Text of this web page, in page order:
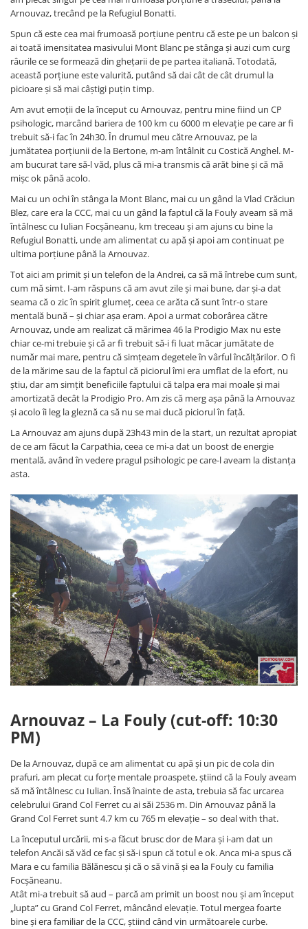
Arnouvaz, trecând pe la Refugiul Bonatti.
Spun că este cea mai frumoasă porțiune pentru că este pe un balcon și
ai toată imensitatea masivului Mont Blanc pe stânga și auzi cum curg
râurile ce se formează din ghețarii de pe partea italiană. Totodată,
această porțiune este valurită, putând să dai cât de cât drumul la
picioare și să mai câștigi puțin timp.
Am avut emoții de la început cu Arnouvaz, pentru mine fiind un CP
psihologic, marcând bariera de 100 km cu 6000 m elevație pe care ar fi
trebuit să-i fac în 24h30. În drumul meu către Arnouvaz, pe la
jumătatea porțiunii de la Bertone, m-am întâlnit cu Costică Anghel. M-
am bucurat tare să-l văd, plus că mi-a transmis că arăt bine și că mă
mișc ok până acolo.
Mai cu un ochi în stânga la Mont Blanc, mai cu un gând la Vlad Crăciun
Blez, care era la CCC, mai cu un gând la faptul că la Fouly aveam să mă
întâlnesc cu Iulian Focșăneanu, km treceau și am ajuns cu bine la
Refugiul Bonatti, unde am alimentat cu apă și apoi am continuat pe
ultima porțiune până la Arnouvaz.
Tot aici am primit și un telefon de la Andrei, ca să mă întrebe cum sunt,
cum mă simt. I-am răspuns că am avut zile și mai bune, dar și-a dat
seama că o zic în spirit glumeț, ceea ce arăta că sunt într-o stare
mentală bună – și chiar așa eram. Apoi a urmat coborârea către
Arnouvaz, unde am realizat că mărimea 46 la Prodigio Max nu este
chiar ce-mi trebuie și că ar fi trebuit să-i fi luat măcar jumătate de
număr mai mare, pentru că simțeam degetele în vârful încălțărilor. O fi
de la mărime sau de la faptul că piciorul îmi era umflat de la efort, nu
știu, dar am simțit beneficiile faptului că talpa era mai moale și mai
amortizată decât la Prodigio Pro. Am zis că merg așa până la Arnouvaz
și acolo îi leg la gleznă ca să nu se mai ducă piciorul în față.
La Arnouvaz am ajuns după 23h43 min de la start, un rezultat apropiat
de ce am făcut la Carpathia, ceea ce mi-a dat un boost de energie
mentală, având în vedere pragul psihologic pe care-l aveam la distanța
asta.
Arnouvaz – La Fouly (cut-off: 10:30
PM)
De la Arnouvaz, după ce am alimentat cu apă și un pic de cola din
prafuri, am plecat cu forțe mentale proaspete, știind că la Fouly aveam
să mă întâlnesc cu Iulian. Însă înainte de asta, trebuia să fac urcarea
celebrului Grand Col Ferret cu ai săi 2536 m. Din Arnouvaz până la
Grand Col Ferret sunt 4.7 km cu 765 m elevație – so deal with that.
La începutul urcării, mi s-a făcut brusc dor de Mara și i-am dat un
telefon Ancăi să văd ce fac și să-i spun că totul e ok. Anca mi-a spus că
Mara e cu familia Bălănescu și că o să vină și ea la Fouly cu familia
Focșăneanu.
Atât mi-a trebuit să aud – parcă am primit un boost nou și am început
„lupta” cu Grand Col Ferret, mâncând elevație. Totul mergea foarte
bine și era familiar de la CCC, știind când vin următoarele curbe.